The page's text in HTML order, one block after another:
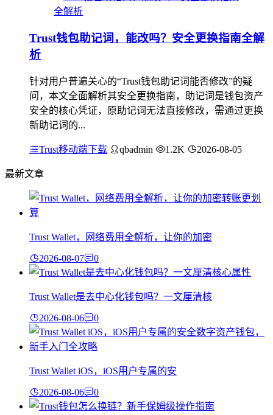
Trust钱包助记词，能改吗？安全更换指南全解
析
针对用户普遍关心的“Trust钱包助记词能否修改”的疑
问，本文全面解析其安全更换指南，助记词是钱包资产
安全的核心凭证，原助记词无法直接修改，需通过更换
新助记词的...
Trust移动端下载 qbadmin 1.2K 2026-08-05
最新文章
Trust Wallet，网络费用全解析，让你的加密
2026-08-07 0
Trust Wallet是去中心化钱包吗？一文厘清核
2026-08-06 0
Trust Wallet iOS，iOS用户专属的安
2026-08-06 0